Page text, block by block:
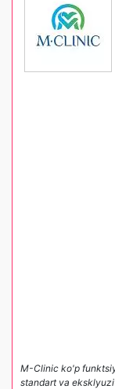
M-Clinic ko'p
standart va